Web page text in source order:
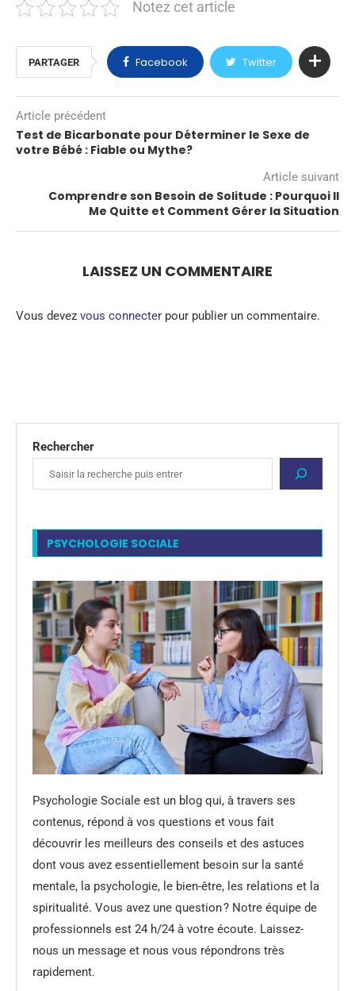
Notez cet article
PARTAGER Facebook Twitter
Article précédent
Test de Bicarbonate pour Déterminer le Sexe de
votre Bébé : Fiable ou Mythe?
Article suivant
Comprendre son Besoin de Solitude : Pourquoi Il
Me Quitte et Comment Gérer la Situation
LAISSEZ UN COMMENTAIRE
Vous devez vous connecter pour publier un commentaire.
Rechercher
PSYCHOLOGIE SOCIALE
Psychologie Sociale est un blog qui, à travers ses
contenus, répond à vos questions et vous fait
découvrir les meilleurs des conseils et des astuces
dont vous avez essentiellement besoin sur la santé
mentale, la psychologie, le bien-être, les relations et la
spiritualité. Vous avez une question ? Notre équipe de
professionnels est 24 h/24 à votre écoute. Laissez-
nous un message et nous vous répondrons très
rapidement.